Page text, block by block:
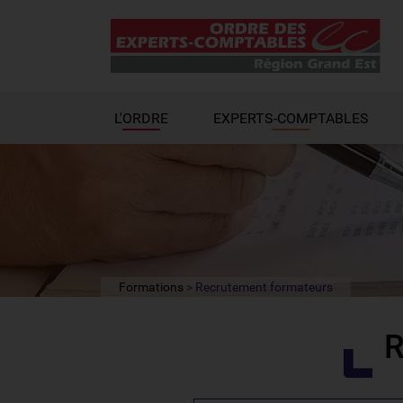
L'ORDRE EXPERTS-COMPTABLES
Formations Recrutement formateurs